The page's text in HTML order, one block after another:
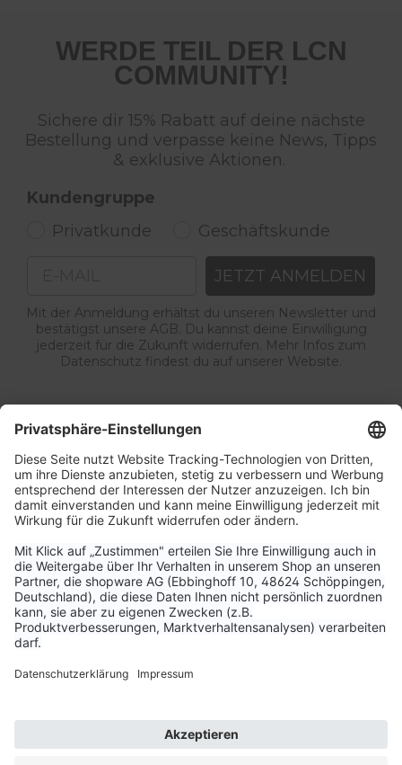
WERDE TEIL DER LCN
COMMUNITY!
Sichere dir 15% Rabatt auf deine nächste
Bestellung und verpasse keine News, Tipps
& exklusive Aktionen.
Kundengruppe
Privatkunde
Geschäftskunde
JETZT ANMELDEN
Mit der Anmeldung erhältst du unseren Newsletter und
bestätigst unsere AGB. Du kannst deine Einwilligung
jederzeit für die Zukunft widerrufen. Mehr Infos zum
Datenschutz findest du auf unserer Website.
Unternehmen
Aktuelle Themen